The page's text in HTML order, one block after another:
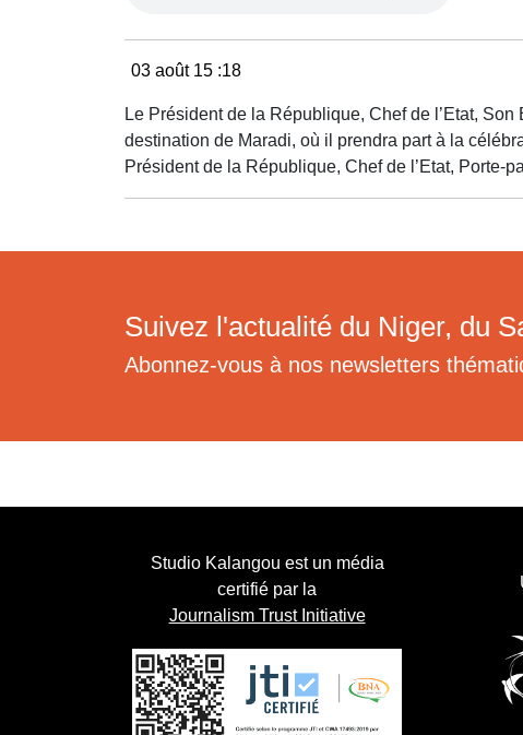
03 août 15 :18
Le Président de la République, Chef de l’Etat,
destination de Maradi, où il prendra part à la
Président de la République, Chef de l’Etat, Porte-
Suivez l'actualité du Niger, du
Abonnez-vous à nos newsletters
Studio Kalangou est un média
certifié par la
Journalism Trust Initiative